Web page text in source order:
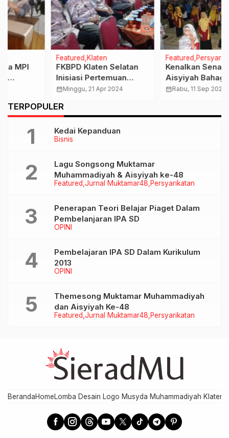
Klaten
FKBPD Klaten Selatan
Inisiasi Pertemuan
Lintas Stakeholder,
Minggu, 21 Apr 2024
Persyarikatan
Kenalkan Senam
Aisyiyah Bahagia, Ketua
PDA Klaten Apresiasi
Rabu, 11 Sep 2024
…
TERPOPULER
Bisnis
Kedai Kepanduan
Featured Jurnal Muktamar48 Persyarikatan
Lagu Songsong Muktamar
Muhammadiyah & Aisyiyah ke-48
OPINI
Penerapan Teori Belajar Piaget Dalam
Pembelanjaran IPA SD
OPINI
Pembelajaran IPA SD Dalam Kurikulum
2013
Featured Jurnal Muktamar48 Persyarikatan
Themesong Muktamar Muhammadiyah
dan Aisyiyah Ke-48
BerandaHomeLomba Desain Logo Musyda Muhammadiyah Klaten